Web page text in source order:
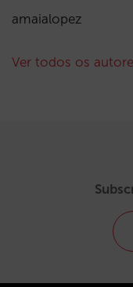
amaialopez
Ver todos os